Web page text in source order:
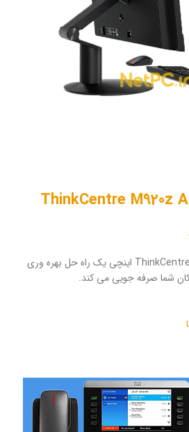
آل این وان لنوو ThinkCentre M920z AIO اینچی یک راه حل بهره وری
شما صرفه جویی می کند.